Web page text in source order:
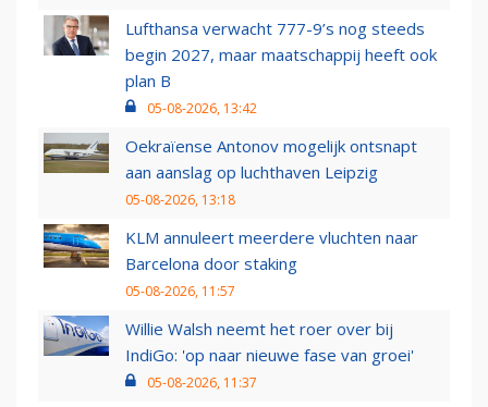
Lufthansa verwacht 777-9’s nog steeds
begin 2027, maar maatschappij heeft ook
plan B
05-08-2026, 13:42
Oekraïense Antonov mogelijk ontsnapt
aan aanslag op luchthaven Leipzig
05-08-2026, 13:18
KLM annuleert meerdere vluchten naar
Barcelona door staking
05-08-2026, 11:57
Willie Walsh neemt het roer over bij
IndiGo: 'op naar nieuwe fase van groei'
05-08-2026, 11:37